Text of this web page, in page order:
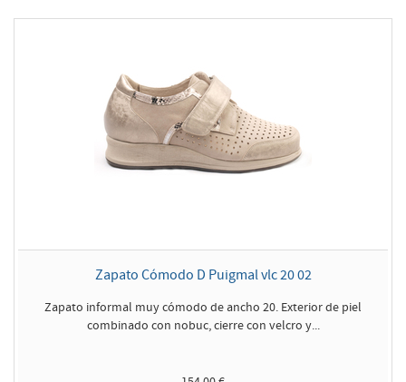
Zapato Cómodo D Puigmal vlc 20 02
Zapato informal muy cómodo de ancho 20. Exterior de piel
combinado con nobuc, cierre con velcro y...